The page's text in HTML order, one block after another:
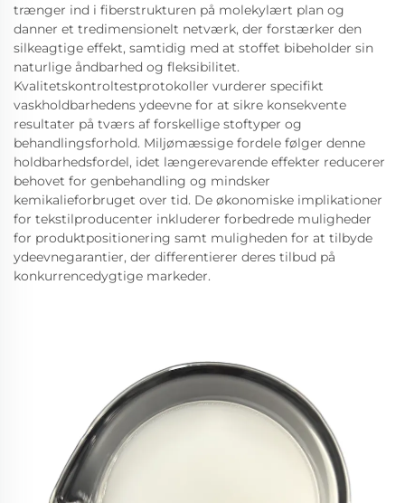
trænger ind i fiberstrukturen på molekylært plan og
danner et tredimensionelt netværk, der forstærker den
silkeagtige effekt, samtidig med at stoffet bibeholder sin
naturlige åndbarhed og fleksibilitet.
Kvalitetskontroltestprotokoller vurderer specifikt
vaskholdbarhedens ydeevne for at sikre konsekvente
resultater på tværs af forskellige stoftyper og
behandlingsforhold. Miljømæssige fordele følger denne
holdbarhedsfordel, idet længerevarende effekter reducerer
behovet for genbehandling og mindsker
kemikalieforbruget over tid. De økonomiske implikationer
for tekstilproducenter inkluderer forbedrede muligheder
for produktpositionering samt muligheden for at tilbyde
ydeevnegarantier, der differentierer deres tilbud på
konkurrencedygtige markeder.